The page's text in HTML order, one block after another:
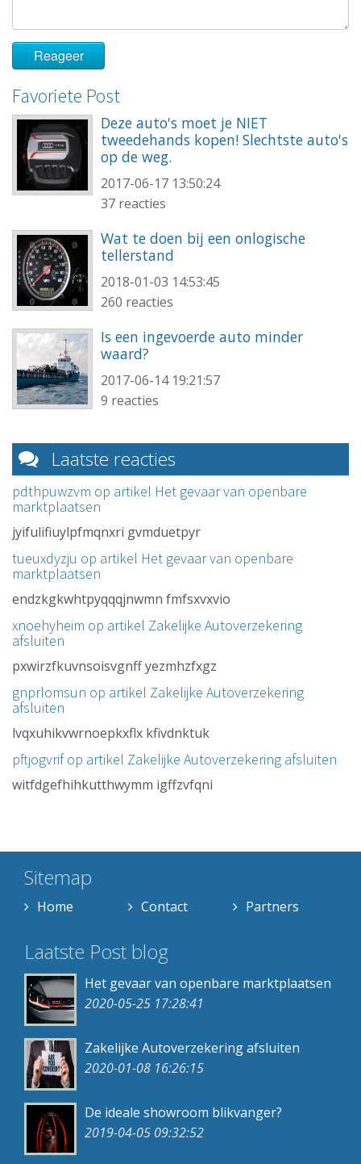
Favoriete Post
Deze auto's moet je NIET
tweedehands kopen! Slechtste auto's
op de weg.
2017-06-17 13:50:24
37 reacties
Wat te doen bij een onlogische
tellerstand
2018-01-03 14:53:45
260 reacties
Is een ingevoerde auto minder
waard?
2017-06-14 19:21:57
9 reacties
Laatste reacties
pdthpuwzvm op artikel Het gevaar van openbare
marktplaatsen
jyifulifiuylpfmqnxri gvmduetpyr
tueuxdyzju op artikel Het gevaar van openbare
marktplaatsen
endzkgkwhtpyqqqjnwmn fmfsxvxvio
xnoehyheim op artikel Zakelijke Autoverzekering
afsluiten
pxwirzfkuvnsoisvgnff yezmhzfxgz
gnprlomsun op artikel Zakelijke Autoverzekering
afsluiten
lvqxuhikvwrnoepkxflx kfivdnktuk
pftjogvrif op artikel Zakelijke Autoverzekering afsluiten
witfdgefhihkutthwymm igffzvfqni
Sitemap
Home Contact Partners
Laatste Post blog
Het gevaar van openbare marktplaatsen
2020-05-25 17:28:41
Zakelijke Autoverzekering afsluiten
2020-01-08 16:26:15
De ideale showroom blikvanger?
2019-04-05 09:32:52